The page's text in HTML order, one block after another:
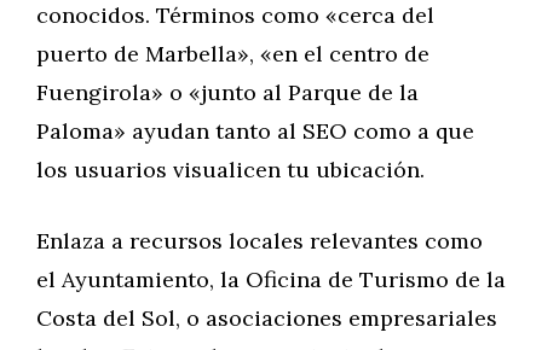
conocidos. Términos como «cerca del
puerto de Marbella», «en el centro de
Fuengirola» o «junto al Parque de la
Paloma» ayudan tanto al SEO como a que
los usuarios visualicen tu ubicación.
Enlaza a recursos locales relevantes como
el Ayuntamiento, la Oficina de Turismo de la
Costa del Sol, o asociaciones empresariales